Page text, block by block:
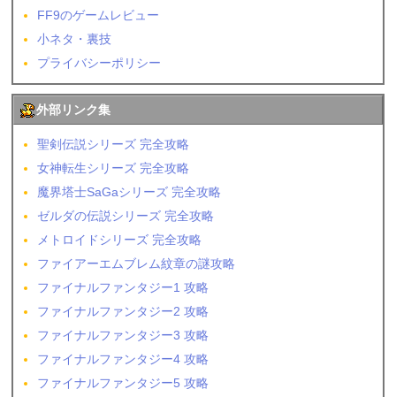
FF9のゲームレビュー
小ネタ・裏技
プライバシーポリシー
外部リンク集
聖剣伝説シリーズ 完全攻略
女神転生シリーズ 完全攻略
魔界塔士SaGaシリーズ 完全攻略
ゼルダの伝説シリーズ 完全攻略
メトロイドシリーズ 完全攻略
ファイアーエムブレム紋章の謎攻略
ファイナルファンタジー1 攻略
ファイナルファンタジー2 攻略
ファイナルファンタジー3 攻略
ファイナルファンタジー4 攻略
ファイナルファンタジー5 攻略